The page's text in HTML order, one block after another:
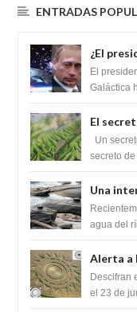
ENTRADAS
¿El
tratado
El
Galáctica
El
Un
secreto
Una
Lingas
agua del
Alerta a
del
Descifran
el 23 de